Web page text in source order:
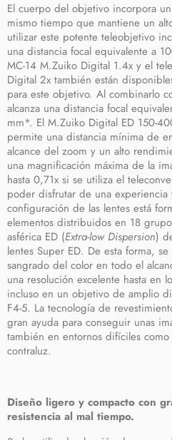
El cuerpo del objetivo incorpora
mismo tiempo que mantiene un
utilizar este potente teleobjetivo
una distancia focal equivalente a
MC-14 M.Zuiko Digital 1.4x y el
Digital 2x también están
para este objetivo. Al combinarlo
alcanza una distancia focal
mm*. El M.Zuiko Digital ED 150-
permite una distancia mínima de
alcance del zoom y un alto
una magnificación máxima de la
hasta 0,71x si se utiliza el
poder disfrutar de una experiencia
configuración de las lentes está
elementos distribuidos en 18
asférica ED (Extra-low Dispersion)
lentes Super ED. De esta forma,
sangrado del color en todo el
una resolución excelente hasta en
incluso en un objetivo de amplio
F4-5. La tecnología de
gran ayuda para conseguir unas
también en entornos difíciles
contraluz.
Diseño ligero y compacto con
resistencia al mal tiempo.